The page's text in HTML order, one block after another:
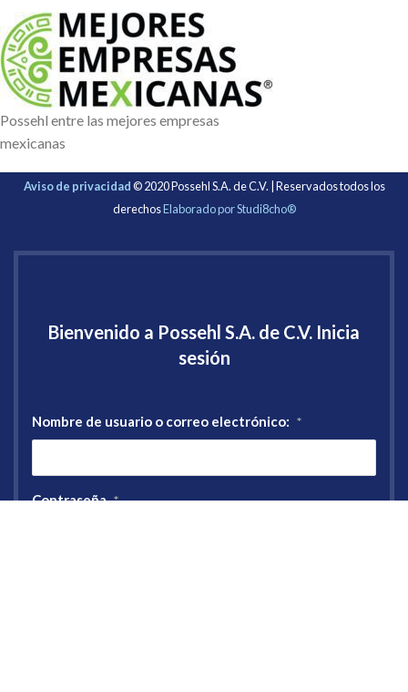
Possehl entre las mejores empresas
mexicanas
Aviso de privacidad© 2020 Possehl S.A. de C.V. | Reservados todos los
derechosElaborado por Studi8cho®
Bienvenido a Possehl S.A. de C.V. Inicia
sesión
Nombre de usuario o correo electrónico: *
Contraseña *